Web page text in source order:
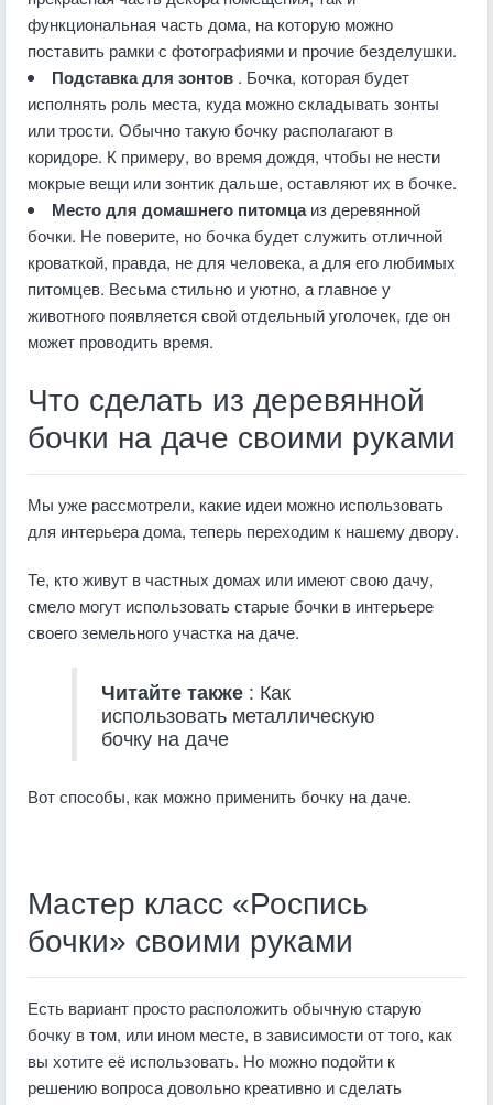
функциональная часть дома, на которую можно
поставить рамки с фотографиями и прочие безделушки.
Подставка для зонтов . Бочка, которая будет
исполнять роль места, куда можно складывать зонты
или трости. Обычно такую бочку располагают в
коридоре. К примеру, во время дождя, чтобы не нести
мокрые вещи или зонтик дальше, оставляют их в бочке.
Место для домашнего питомцаиз деревянной
бочки. Не поверите, но бочка будет служить отличной
кроваткой, правда, не для человека, а для его любимых
питомцев. Весьма стильно и уютно, а главное у
животного появляется свой отдельный уголочек, где он
может проводить время.
Что сделать из деревянной
бочки на даче своими руками
Мы уже рассмотрели, какие идеи можно использовать
для интерьера дома, теперь переходим к нашему двору.
Те, кто живут в частных домах или имеют свою дачу,
смело могут использовать старые бочки в интерьере
своего земельного участка на даче.
Читайте также : Как
использовать металлическую
бочку на даче
Вот способы, как можно применить бочку на даче.
Мастер класс «Роспись
бочки» своими руками
Есть вариант просто расположить обычную старую
бочку в том, или ином месте, в зависимости от того, как
вы хотите её использовать. Но можно подойти к
решению вопроса довольно креативно и сделать